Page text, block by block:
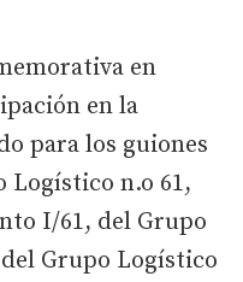
en
en la
para los guiones
Logístico n.o 61,
I/61, del Grupo
Grupo Logístico